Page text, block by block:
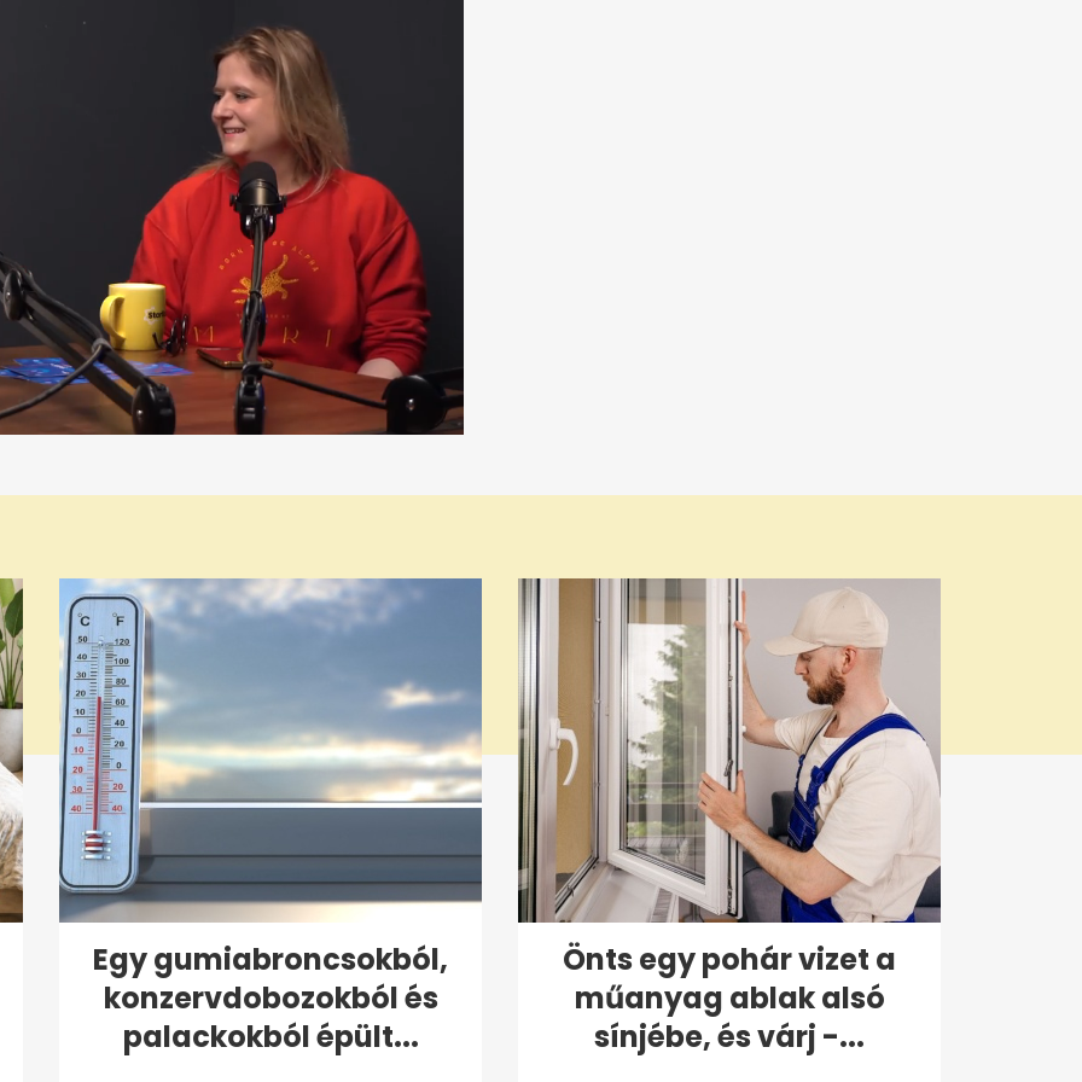
Egy gumiabroncsokból,
konzervdobozokból és
palackokból épült...
Önts egy pohár vizet a
műanyag ablak alsó
sínjébe, és várj -...